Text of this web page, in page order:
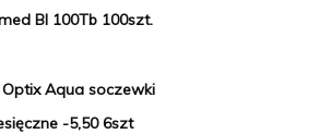
Bl 100Tb 100szt.
Aqua soczewki
-5,50 6szt